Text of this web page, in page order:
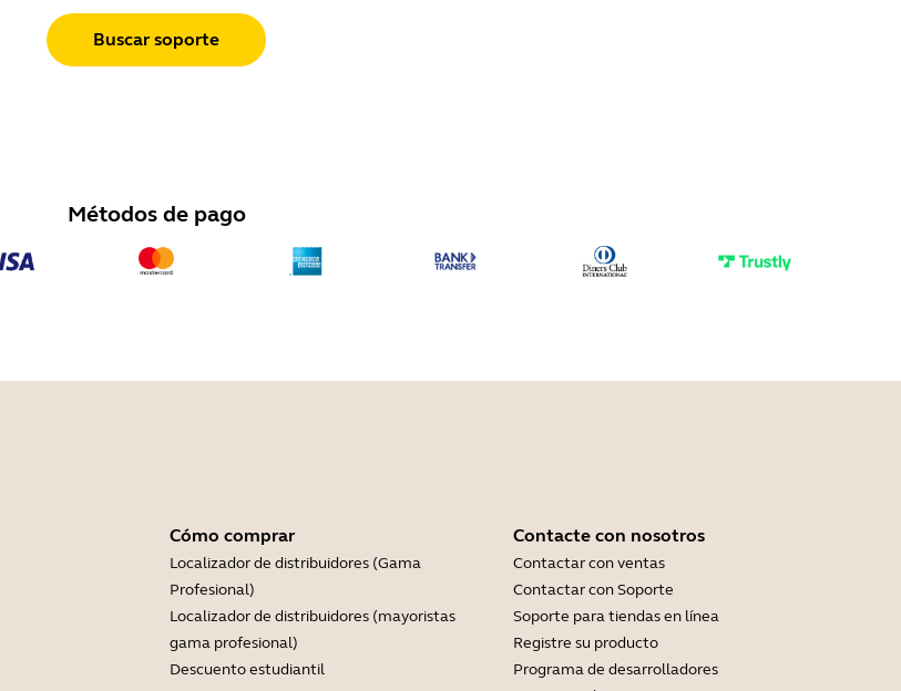
Buscar soporte
Métodos de pago
Cómo comprar
Localizador de distribuidores (Gama
Profesional)
Localizador de distribuidores (mayoristas
gama profesional)
Descuento estudiantil
Contacte con nosotros
Contactar con ventas
Contactar con Soporte
Soporte para tiendas en línea
Registre su producto
Programa de desarrolladores